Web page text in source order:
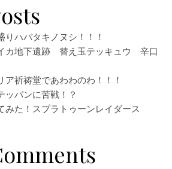
ハバタキノヌシ！！！
カ地下遺跡 替え玉テッキュウ 辛口
祈祷堂であわわのわ！！！
パンに苦戦！？
みた！スプラトゥーンレイダース